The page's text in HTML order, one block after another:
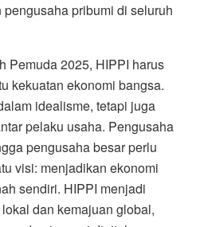
pribumi di seluruh
Pemuda 2025, HIPPI harus
kekuatan ekonomi bangsa.
idealisme, tetapi juga
pelaku usaha. Pengusaha
pengusaha besar perlu
visi: menjadikan ekonomi
sendiri. HIPPI menjadi
dan kemajuan global,